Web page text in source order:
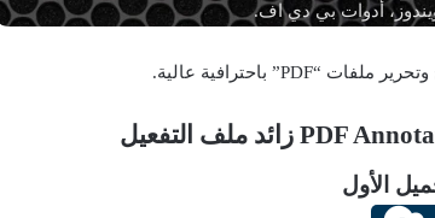
أدوات بي دي اف.
الأول